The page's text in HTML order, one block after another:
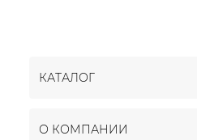
КАТАЛОГ
О КОМПАНИИ